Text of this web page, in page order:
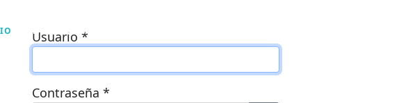
NOSOTROS
Usuario *
Contraseña *